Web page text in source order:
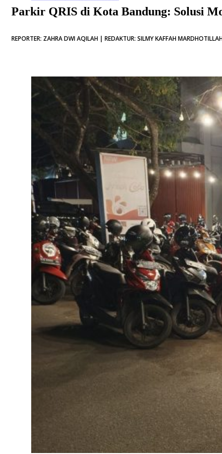
Parkir QRIS di Kota Bandung: Solusi
REPORTER: ZAHRA DWI AQILAH | REDAKTUR: SILMY KAFFAH